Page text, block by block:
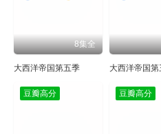
8集全
大西洋帝国第五季 大西洋帝国第
豆瓣高分 豆瓣高分